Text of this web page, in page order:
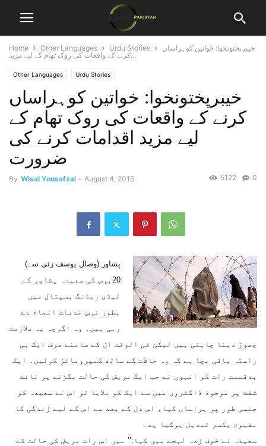
Home Other Languages Urdu Stories
خیبرپختونخوا: خواتین کوہراساں
کرنے کے واقعات کی روک تھام کے لیے مزید...
Other Languages Urdu Stories
خیبرپختونخوا: خواتین کوہراساں
کرنے کے واقعات کی روک تھام کے
لیے مزید اقدامات کرنے کی
ضرورت
By Wisal Yousafzai - August 4, 2015 0
5122
پشاور (وصال یوسف زئی سے)
20برس کی سعیدہ پشاور کے
لیڈی ریڈنگ ہسپتال میں
بطور نرس خدمات انجام دے
رہی ہیں۔ وہ اگرچہ یہ ملازمت
چھوڑ دینا چاہتی ہیں لیکن فی الوقت ان کے سامنے صرف ایک ہی
راستہ باقی بچا ہے کہ وہ حالات کے ساتھ کمپرومائز کرلیں۔ ایک
بدقسمت رات کو انہوں نے جب ایک مریض کی حالت بگڑنے پر نائٹ
شفٹ پر موجود ڈاکٹروں میں سے ایک کو بلایا تو اس نے سعیدہ کو
جنسی طور پر ہراساں کیا، اس دن کے بعد سے اس کے لیے زندگی کا
مفہوم یکسر تبدیل ہوگیا ہے۔
سعیدہ نے خوف زدہ لہجے میں کہا:’’ میں اس رات مریض کی حالت کے